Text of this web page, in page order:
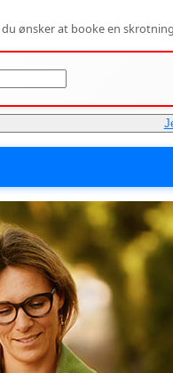
ønsker at booke en